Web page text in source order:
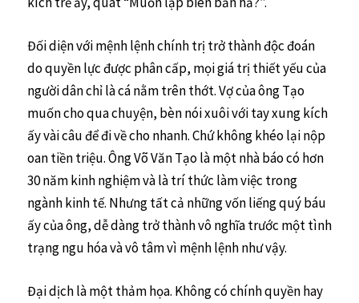
Đối diện với mệnh lệnh chính trị trở thành độc đoán
do quyền lực được phân cấp, mọi giá trị thiết yếu của
người dân chỉ là cá nằm trên thớt. Vợ của ông Tạo
muốn cho qua chuyện, bèn nói xuôi với tay xung kích
ấy vài câu để đi về cho nhanh. Chứ không khéo lại nộp
oan tiền triệu. Ông Võ Văn Tạo là một nhà báo có hơn
30 năm kinh nghiệm và là trí thức làm việc trong
ngành kinh tế. Nhưng tất cả những vốn liếng quý báu
ấy của ông, dễ dàng trở thành vô nghĩa trước một tình
trạng ngu hóa và vô tâm vì mệnh lệnh như vậy.
Đại dịch là một thảm họa. Không có chính quyền hay